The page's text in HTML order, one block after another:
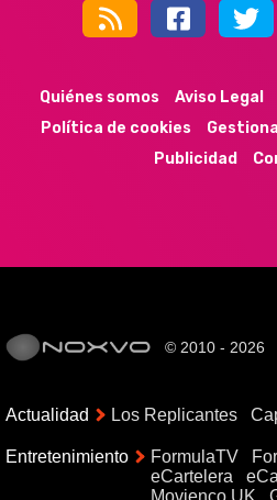
Quiénes somos Aviso Legal
Política de cookies
Publicidad
© 2010 - 2026
Actualidad Los Replicantes
Entretenimiento FormulaTV
eCartelera